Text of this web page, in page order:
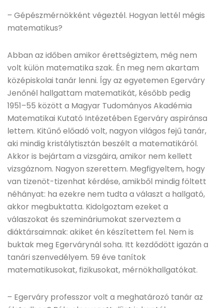
– Gépészmérnökként végeztél. Hogyan lettél mégis
matematikus?
Abban az időben amikor érettségiztem, még nem
volt külön matematika szak. Én meg nem akartam
középiskolai tanár lenni. Így az egyetemen Egerváry
Jenőnél hallgattam matematikát, később pedig
1951–55 között a Magyar Tudományos Akadémia
Matematikai Kutató Intézetében Egerváry aspiránsa
lettem. Kitűnő előadó volt, nagyon világos fejű tanár,
aki mindig kristálytisztán beszélt a matematikáról.
Akkor is bejártam a vizsgáira, amikor nem kellett
vizsgáznom. Nagyon szerettem. Megfigyeltem, hogy
van tizenöt-tizenhat kérdése, amikből mindig föltett
néhányat: ha ezekre nem tudta a választ a hallgató,
akkor megbuktatta. Kidolgoztam ezeket a
válaszokat és szemináriumokat szerveztem a
diáktársaimnak: akiket én készítettem fel. Nem is
buktak meg Egervárynál soha. Itt kezdődött igazán a
tanári szenvedélyem. 59 éve tanítok
matematikusokat, fizikusokat, mérnökhallgatókat.
– Egerváry professzor volt a meghatározó tanár az